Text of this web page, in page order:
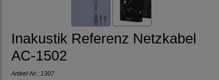
Inakustik Referenz Netzkabel
AC-1502
Artikel-Nr.: 1307